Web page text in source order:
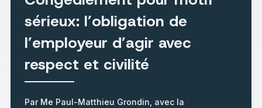
sérieux: l’obligation de
l’employeur d’agir avec
respect et civilité
Par Me Paul-Matthieu Grondin, avec la